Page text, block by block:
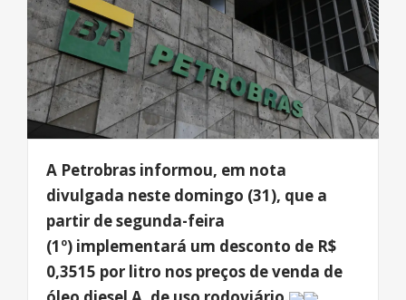
A Petrobras informou, em nota
divulgada neste domingo (31), que a
partir de segunda-feira
(1º) implementará um desconto de R$
0,3515 por litro nos preços de venda de